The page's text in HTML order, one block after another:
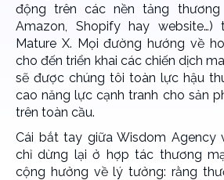
động trên các nền tảng
Amazon, Shopify hay
Mature X. Mọi đường hướng về
cho đến triển khai các chiến dịch
sẽ được chúng tôi toàn lực hậu
cao năng lực cạnh tranh cho sản
trên toàn cầu.
Cái bắt tay giữa Wisdom Agency
chỉ dừng lại ở hợp tác thương
cộng hưởng về lý tưởng: rằng